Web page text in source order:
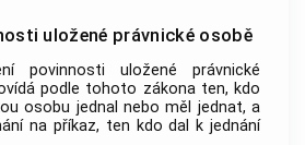
uložené právnické osobě
povinnosti uložené právnické
podle tohoto zákona ten, kdo
osobu jednal nebo měl jednat, a
na příkaz, ten kdo dal k jednání